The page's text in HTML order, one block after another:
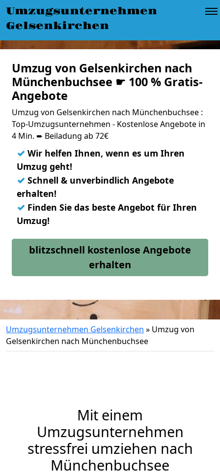
Umzugsunternehmen
Gelsenkirchen
Umzug von Gelsenkirchen nach
Münchenbuchsee ☛ 100 % Gratis-
Angebote
Umzug von Gelsenkirchen nach Münchenbuchsee :
Top-Umzugsunternehmen - Kostenlose Angebote in
4 Min. ➨ Beiladung ab 72€
✓ Wir helfen Ihnen, wenn es um Ihren
Umzug geht!
✓ Schnell & unverbindlich Angebote
erhalten!
✓ Finden Sie das beste Angebot für Ihren
Umzug!
blitzschnell kostenlose Angebote
erhalten
Umzugsunternehmen Gelsenkirchen » Umzug von
Gelsenkirchen nach Münchenbuchsee
Mit einem
Umzugsunternehmen
stressfrei umziehen nach
Münchenbuchsee